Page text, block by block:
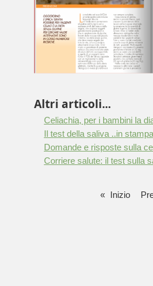
Altri articoli...
Celiachia, per i bambini la
Il test della saliva ..in stampa
Domande e risposte sulla
Corriere salute: il test sulla
« Inizio